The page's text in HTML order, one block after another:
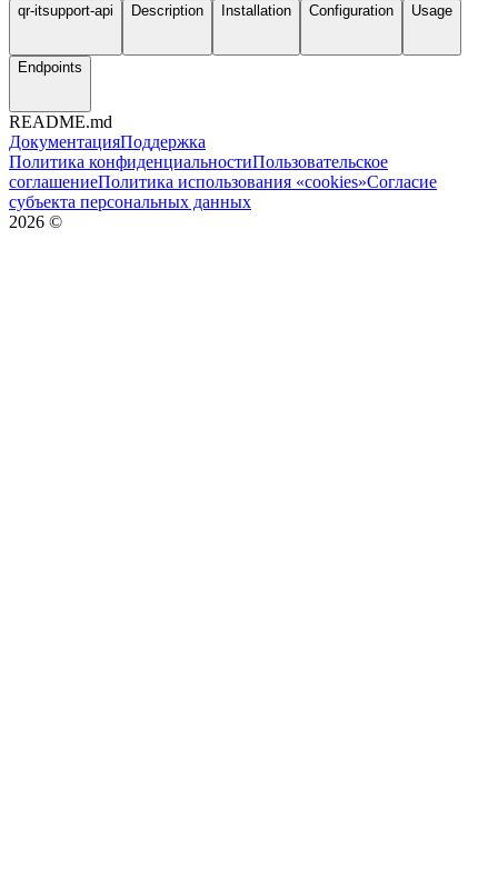
qr-itsupport-api Description Installation Configuration Usage
Endpoints
README.md
ДокументацияПоддержка
Политика конфиденциальностиПользовательское
соглашениеПолитика использования «cookies»Согласие
субъекта персональных данных
2026 ©